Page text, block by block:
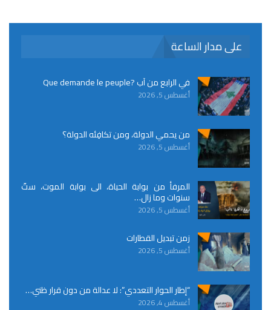
على مدار الساعة
في الرابع من آب ?Que demande le peuple
أغسطس 5, 2026
من يحمي الدولة، ومن تكافِئه الدولة؟
أغسطس 5, 2026
المرفأ من بوابة الحياة، الى بوابة الموت، ستّ
سنوات وما زال…
أغسطس 5, 2026
زمن تبديل القطارات
أغسطس 5, 2026
“إطار الحوار التعددي”: لا عدالة من دون قرار ظني…
أغسطس 4, 2026